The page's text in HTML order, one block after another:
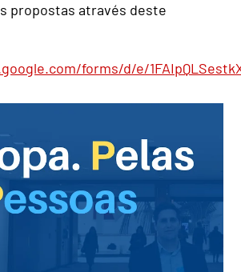
propostas através deste
forms/d/e/